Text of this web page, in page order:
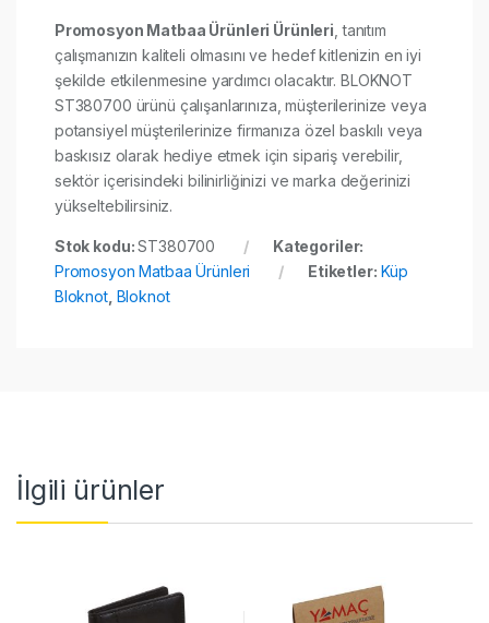
Promosyon Matbaa Ürünleri Ürünleri , tanıtım
çalışmanızın kaliteli olmasını ve hedef kitlenizin en iyi
şekilde etkilenmesine yardımcı olacaktır. BLOKNOT
ST380700 ürünü çalışanlarınıza, müşterilerinize veya
potansiyel müşterilerinize firmanıza özel baskılı veya
baskısız olarak hediye etmek için sipariş verebilir,
sektör içerisindeki bilinirliğinizi ve marka değerinizi
yükseltebilirsiniz.
Stok kodu:ST380700
Kategoriler:
Promosyon Matbaa Ürünleri
Etiketler: Küp
Bloknot, Bloknot
İlgili ürünler